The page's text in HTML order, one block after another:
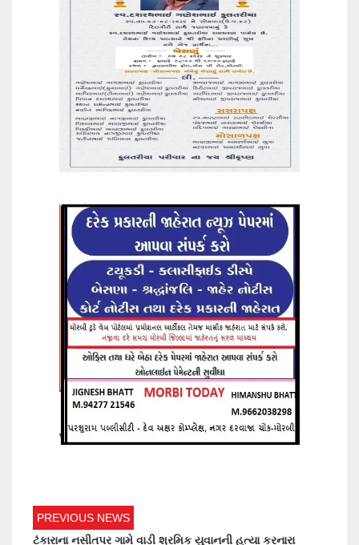
PREVIOUS NEWS
ટંકારાના નસીતપર ગામે વાડી શ્રમિક યુવાનની હત્યા કરનારા